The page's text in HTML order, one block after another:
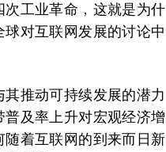
工业革命，这就是为什
对互联网发展的讨论中
推动可持续发展的潜力
及率上升对宏观经济增
着互联网的到来而日新